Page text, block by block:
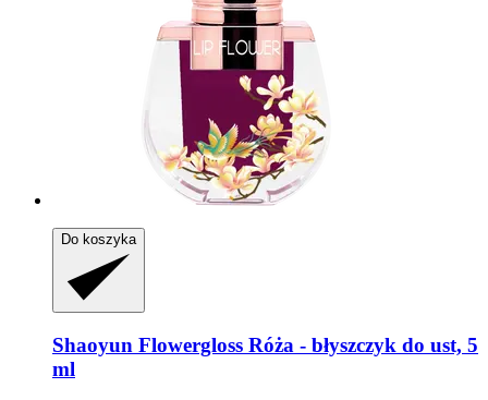
Do koszyka
Shaoyun Flowergloss Róża -​ błyszczyk do ust, 5
ml